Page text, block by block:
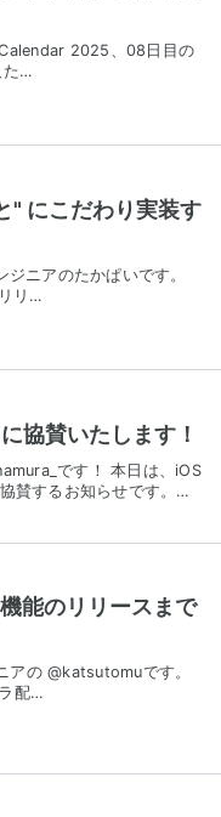
2025、08日目の
た…
" にこだわり実装す
ニアのたかぱいです。
リ…
協賛いたします！
です！ 本日は、iOS
賛するお知らせです。…
能のリリースまで
の @katsutomuです。
配…